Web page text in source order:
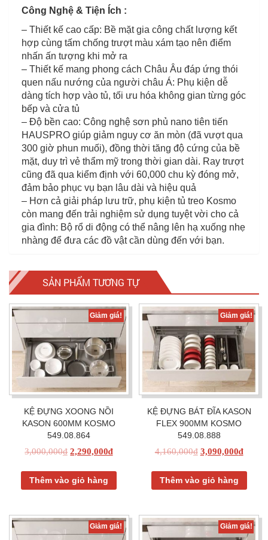
Công Nghệ & Tiện Ích :
– Thiết kế cao cấp: Bề mặt gia công chất lượng kết
hợp cùng tấm chống trượt màu xám tạo nên điểm
nhấn ấn tượng khi mở ra
– Thiết kế mang phong cách Châu Âu đáp ứng thói
quen nấu nướng của người châu Á: Phụ kiện dễ
dàng tích hợp vào tủ, tối ưu hóa không gian từng góc
bếp và cửa tủ
– Độ bền cao: Công nghệ sơn phủ nano tiên tiến
HAUSPRO giúp giảm nguy cơ ăn mòn (đã vượt qua
300 giờ phun muối), đồng thời tăng độ cứng của bề
mặt, duy trì vẻ thẩm mỹ trong thời gian dài. Ray trượt
cũng đã qua kiểm định với 60,000 chu kỳ đóng mở,
đảm bảo phục vụ bạn lâu dài và hiệu quả
– Hơn cả giải pháp lưu trữ, phụ kiện tủ treo Kosmo
còn mang đến trải nghiệm sử dụng tuyệt vời cho cả
gia đình: Bộ rổ di động có thể nâng lên hạ xuống nhẹ
nhàng để đưa các đồ vật cần dùng đến với bạn.
SẢN PHẨM TƯƠNG TỰ
Giảm giá!
KỆ ĐỰNG XOONG NỒI
KASON 600MM KOSMO
549.08.864
3,000,000₫ 2,290,000₫
Thêm vào giỏ hàng
Giảm giá!
KỆ ĐỰNG BÁT ĐĨA KASON
FLEX 900MM KOSMO
549.08.888
4,160,000₫ 3,090,000₫
Thêm vào giỏ hàng
Giảm giá! Giảm giá!